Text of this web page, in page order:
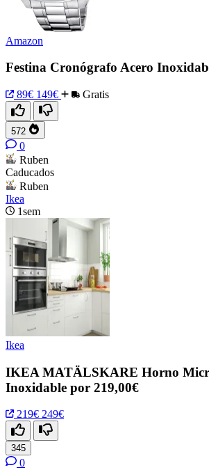
Amazon
Festina Cronógrafo Acero
89€ 149€ Gratis
572
0
Ruben
Caducados
Ruben
Ikea
1sem
Ikea
IKEA MATÄLSKARE Horno
Inoxidable por 219,00€
219€ 249€
345
0